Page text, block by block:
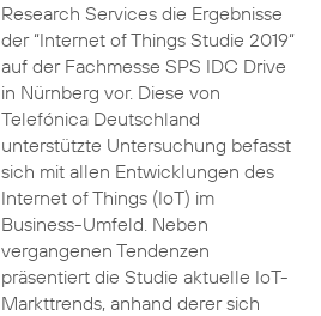
Research Services die Ergebnisse
der “Internet of Things Studie 2019“
auf der Fachmesse SPS IDC Drive
in Nürnberg vor. Diese von
Telefónica Deutschland
unterstützte Untersuchung befasst
sich mit allen Entwicklungen des
Internet of Things (IoT) im
Business-Umfeld. Neben
vergangenen Tendenzen
präsentiert die Studie aktuelle IoT-
Markttrends, anhand derer sich